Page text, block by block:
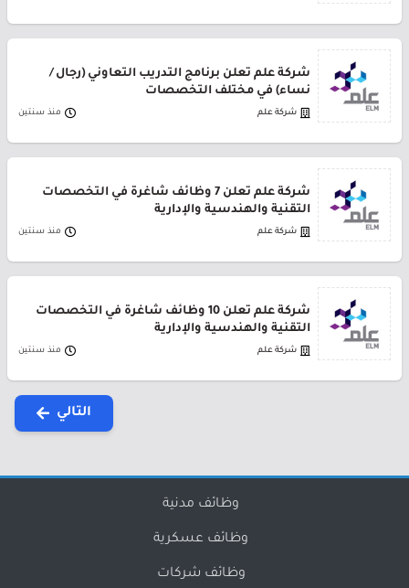
شركة علم تعلن برنامج التدريب التعاوني (رجال /
نساء) في مختلف التخصصات
شركة علم منذ سنتين
شركة علم تعلن 7 وظائف شاغرة في التخصصات
التقنية والهندسية والإدارية
شركة علم منذ سنتين
شركة علم تعلن 10 وظائف شاغرة في التخصصات
التقنية والهندسية والإدارية
شركة علم منذ سنتين
التالي
وظائف مدنية
وظائف عسكرية
وظائف شركات